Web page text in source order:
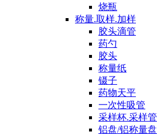
烧瓶
称量.取样.加样
胶头滴管
药勺
胶头
称量纸
镊子
药物天平
一次性吸管
采样杯.采样管
铝盘/铝称量盘